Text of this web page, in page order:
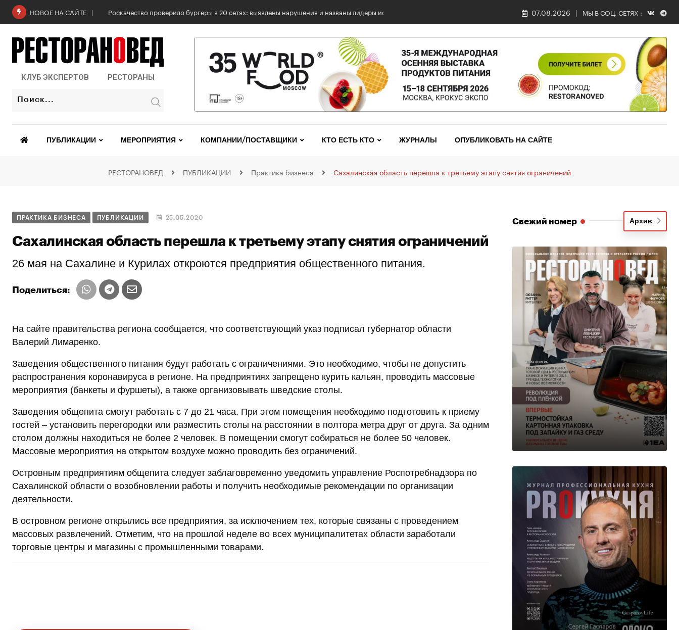
НОВОЕ НА САЙТЕ Роскачество проверило бургеры в 20 сетях: выявлены нарушения и названы лидеры исследования 07.08.2026 МЫ В СОЦ. СЕТЯХ :
КЛУБ ЭКСПЕРТОВ РЕСТОРАНЫ
ПУБЛИКАЦИИ МЕРОПРИЯТИЯ КОМПАНИИ/ПОСТАВЩИКИ КТО ЕСТЬ КТО ЖУРНАЛЫ ОПУБЛИКОВАТЬ НА САЙТЕ
РЕСТОРАНОВЕД ПУБЛИКАЦИИ Практика бизнеса Сахалинская область перешла к третьему этапу снятия ограничений
ПРАКТИКА БИЗНЕСА ПУБЛИКАЦИИ 25.05.2020
Сахалинская область перешла к третьему этапу снятия ограничений
26 мая на Сахалине и Курилах откроются предприятия общественного питания.
Поделиться:
На сайте правительства региона сообщается, что соответствующий указ подписал губернатор области
Валерий Лимаренко.
Заведения общественного питания будут работать с ограничениями. Это необходимо, чтобы не допустить
распространения коронавируса в регионе. На предприятиях запрещено курить кальян, проводить массовые
мероприятия (банкеты и фуршеты), а также организовывать шведские столы.
Заведения общепита смогут работать с 7 до 21 часа. При этом помещения необходимо подготовить к приему
гостей – установить перегородки или разместить столы на расстоянии в полтора метра друг от друга. За одним
столом должны находиться не более 2 человек. В помещении смогут собираться не более 50 человек.
Массовые мероприятия на открытом воздухе можно проводить без ограничений.
Островным предприятиям общепита следует заблаговременно уведомить управление Роспотребнадзора по
Сахалинской области о возобновлении работы и получить необходимые рекомендации по организации
деятельности.
В островном регионе открылись все предприятия, за исключением тех, которые связаны с проведением
массовых развлечений. Отметим, что на прошлой неделе во всех муниципалитетах области заработали
торговые центры и магазины с промышленными товарами.
Свежий номер Архив